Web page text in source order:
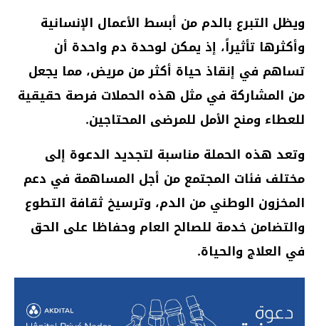
ويظل التبرع بالدم من أبسط الأعمال الإنسانية
وأكثرها تأثيراً، إذ يمكن لوحدة دم واحدة أن
تساهم في إنقاذ حياة أكثر من مريض، مما يجعل
من المشاركة في مثل هذه الحملات فرصة حقيقية
للعطاء ومنح الأمل للمرضى المحتاجين.
وتعد هذه الحملة مناسبة لتجديد الدعوة إلى
مختلف فئات المجتمع من أجل المساهمة في دعم
المخزون الوطني من الدم، وترسيخ ثقافة التطوع
والتضامن خدمة للصالح العام وحفاظا على الحق
في العلاج والحياة.